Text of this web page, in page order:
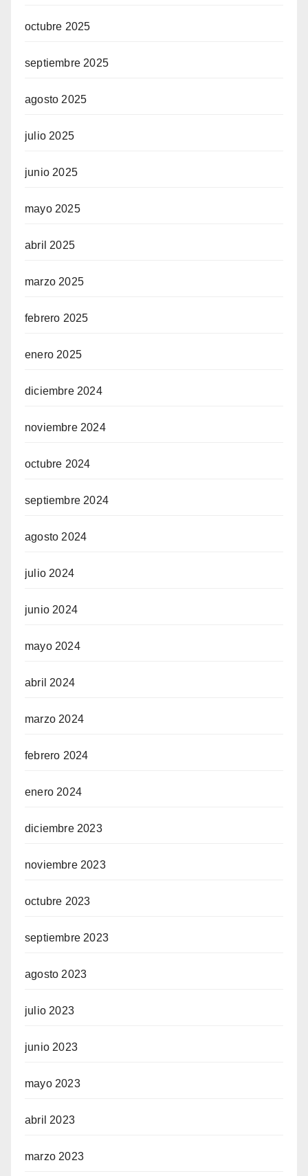
octubre 2025
septiembre 2025
agosto 2025
julio 2025
junio 2025
mayo 2025
abril 2025
marzo 2025
febrero 2025
enero 2025
diciembre 2024
noviembre 2024
octubre 2024
septiembre 2024
agosto 2024
julio 2024
junio 2024
mayo 2024
abril 2024
marzo 2024
febrero 2024
enero 2024
diciembre 2023
noviembre 2023
octubre 2023
septiembre 2023
agosto 2023
julio 2023
junio 2023
mayo 2023
abril 2023
marzo 2023